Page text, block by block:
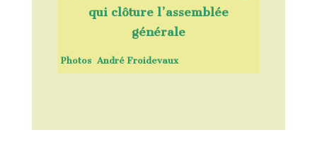
qui clôture l’assemblée
générale
Photos André Froidevaux